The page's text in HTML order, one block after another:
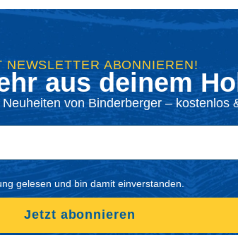
NEWSLETTER ABONNIEREN!
aus deinem
von Binderberger – kostenlos
gelesen und bin damit einverstanden.
Jetzt abonnieren